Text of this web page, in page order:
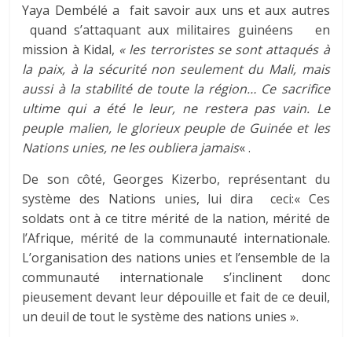
Yaya Dembélé a fait savoir aux uns et aux autres
quand s’attaquant aux militaires guinéens en
mission à Kidal, « les terroristes se sont attaqués à
la paix, à la sécurité non seulement du Mali, mais
aussi à la stabilité de toute la région… Ce sacrifice
ultime qui a été le leur, ne restera pas vain. Le
peuple malien, le glorieux peuple de Guinée et les
Nations unies, ne les oubliera jamais« .
De son côté, Georges Kizerbo, représentant du
système des Nations unies, lui dira ceci:« Ces
soldats ont à ce titre mérité de la nation, mérité de
l’Afrique, mérité de la communauté internationale.
L’organisation des nations unies et l’ensemble de la
communauté internationale s’inclinent donc
pieusement devant leur dépouille et fait de ce deuil,
un deuil de tout le système des nations unies ».